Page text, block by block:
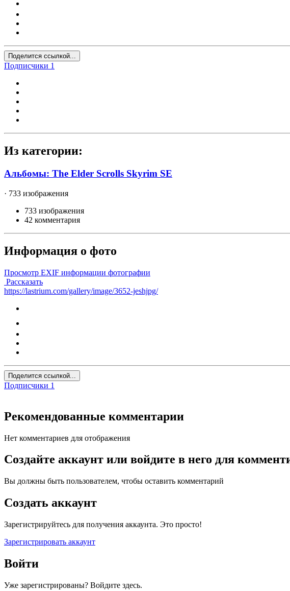
Поделится ссылкой...
Подписчики 1
Из категории:
Альбомы: The Elder Scrolls Skyrim SE
· 733 изображения
733 изображения
42 комментария
Информация о фото
Просмотр EXIF информации фотографии
Рассказать
https://lastrium.com/gallery/image/3652-jeshjpg/
Поделится ссылкой...
Подписчики 1
Рекомендованные комментарии
Нет комментариев для отображения
Создайте аккаунт или войдите в него для
Вы должны быть пользователем, чтобы оставить комментарий
Создать аккаунт
Зарегистрируйтесь для получения аккаунта. Это просто!
Зарегистрировать аккаунт
Войти
Уже зарегистрированы? Войдите здесь.